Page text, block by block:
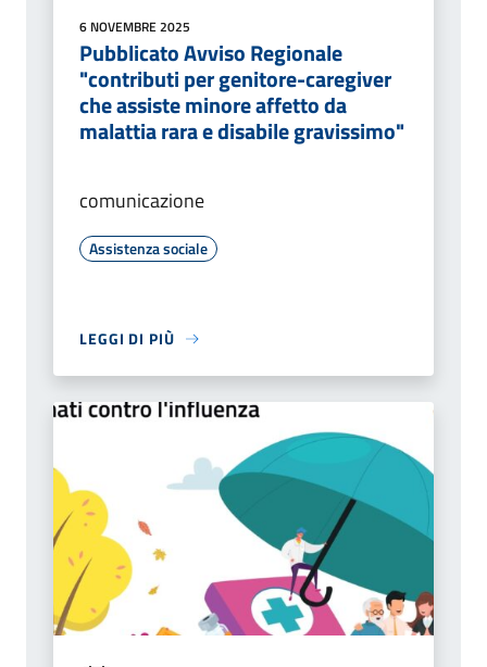
6 NOVEMBRE 2025
Pubblicato Avviso Regionale
"contributi per genitore-caregiver
che assiste minore affetto da
malattia rara e disabile gravissimo"
comunicazione
Assistenza sociale
LEGGI DI PIÙ